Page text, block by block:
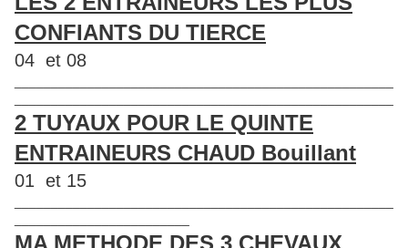
CONFIANTS DU TIERCE
04 et 08
2 TUYAUX POUR LE QUINTE
ENTRAINEURS CHAUD Bouillant
01 et 15
MA METHODE DES 3 CHEVAUX